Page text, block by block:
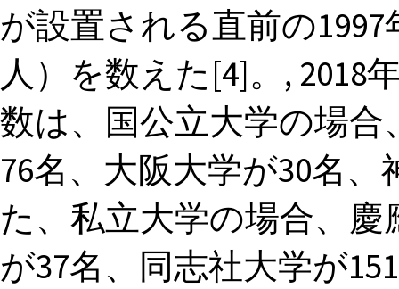
が設置される直前の
人）を数えた[4]。, 2018
数は、国公立大学の場合
76名、大阪大学が30名
た、私立大学の場合、
が37名、同志社大学が